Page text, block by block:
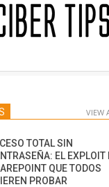
VIEW
TOTAL SIN
EL EXPLOIT
QUE TODOS
PROBAR